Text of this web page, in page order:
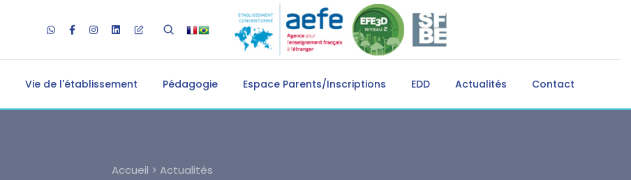
Vie de l'établissement Pédagogie Espace Parents/Inscriptions EDD Actualités Contact
Accueil > Actualités